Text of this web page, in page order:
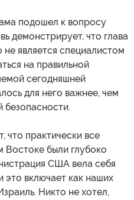
подошел к вопросу
демонстрирует, что глава
является специалистом
на правильной
сегодняшней
для него важнее, чем
безопасности.
что практически все
Востоке были глубоко
США вела себя
это включает как наших
Никто не хотел,